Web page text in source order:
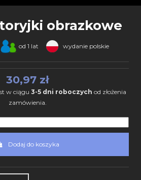
obrazkowe
od 1 lat wydanie polskie
30,97 zł
w ciągu 3-5 dni roboczych od złożenia
zamówienia.
Dodaj do koszyka